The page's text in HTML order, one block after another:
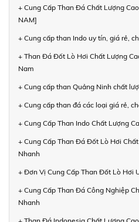
+ Cung Cấp Than Đá Chất Lượng
NAM]
+ Cung cấp than Indo uy tín, giá rẻ,
+ Than Đá Đốt Lò Hơi Chất Lượng
Nam
+ Cung cấp than Quảng Ninh chất
+ Cung cấp than đá các loại giá rẻ,
+ Cung Cấp Than Indo Chất Lượng
+ Cung Cấp Than Đá Đốt Lò Hơi
Nhanh
+ Đơn Vị Cung Cấp Than Đốt Lò Hơi
+ Cung Cấp Than Đá Công Nghiệp
Nhanh